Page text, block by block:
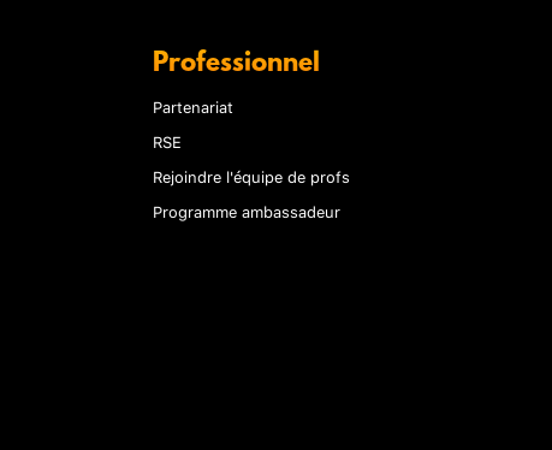
Professionnel
Partenariat
RSE
Rejoindre l'équipe de profs
Programme ambassadeur